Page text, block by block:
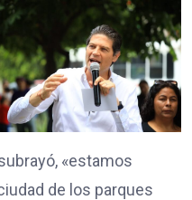
«estamos
de los parques